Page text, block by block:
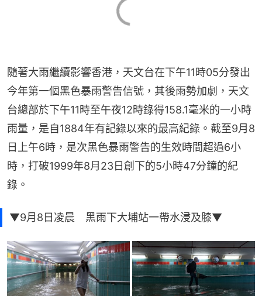
隨著大雨繼續影響香港，天文台在下午11時05分發出
今年第一個黑色暴雨警告信號，其後雨勢加劇，天文
台總部於下午11時至午夜12時錄得158.1毫米的一小時
雨量，是自1884年有記錄以來的最高紀錄。截至9月8
日上午6時，是次黑色暴雨警告的生效時間超過6小
時，打破1999年8月23日創下的5小時47分鐘的紀
錄。
▼9月8日凌晨 黑雨下大埔站一帶水浸及膝▼